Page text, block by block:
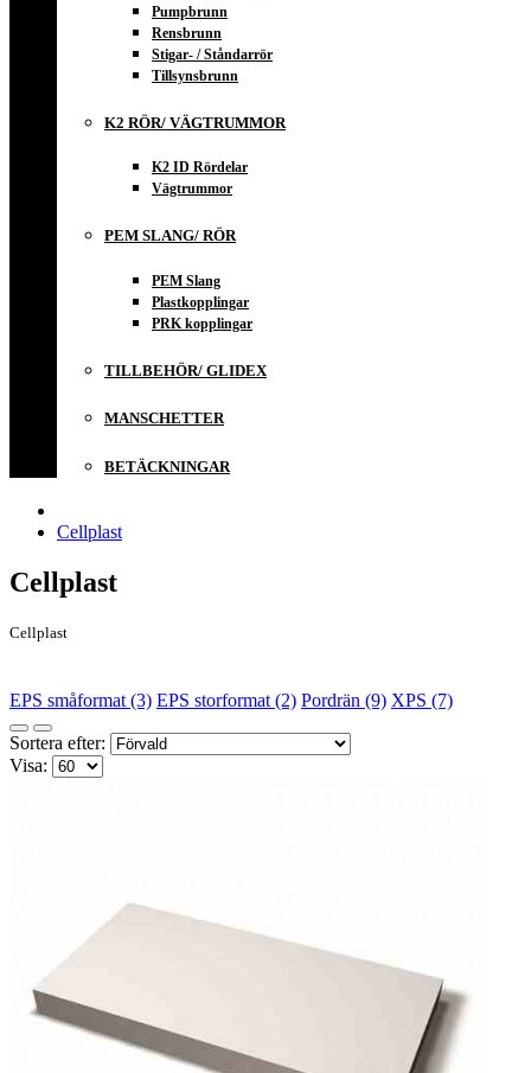
Pumpbrunn
Rensbrunn
Stigar- / Ståndarrör
Tillsynsbrunn
K2 RÖR/ VÄGTRUMMOR
K2 ID Rördelar
Vägtrummor
PEM SLANG/ RÖR
PEM Slang
Plastkopplingar
PRK kopplingar
TILLBEHÖR/ GLIDEX
MANSCHETTER
BETÄCKNINGAR
Cellplast
Cellplast
Cellplast
EPS småformat (3) EPS storformat (2) Pordrän (9) XPS (7)
Sortera efter:
Visa: